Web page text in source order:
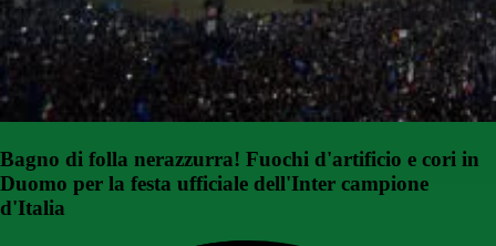
Bagno di folla nerazzurra! Fuochi d'artificio e cori in
Duomo per la festa ufficiale dell'Inter campione
d'Italia